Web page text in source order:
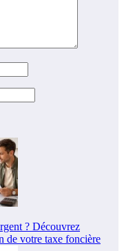
? Découvrez
de votre taxe foncière